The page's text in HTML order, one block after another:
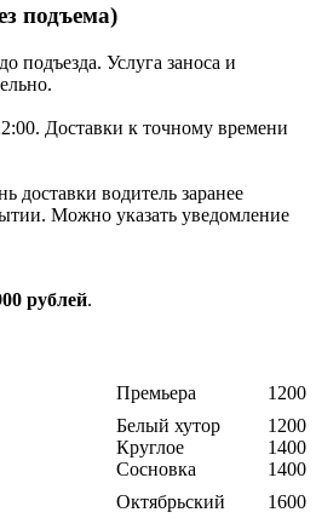
подъема)
подъезда. Услуга заноса и
Доставки к точному времени
доставки водитель заранее
Можно указать уведомление
рублей.
Премьера
1200
Белый хутор
1200
Круглое
1400
Сосновка
1400
Октябрьский 1600